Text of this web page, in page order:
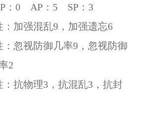
0 AP：5 SP：3
加强混乱9，加强遗忘6
忽视防御几率9，忽视防御
2
：抗物理3，抗混乱3，抗封